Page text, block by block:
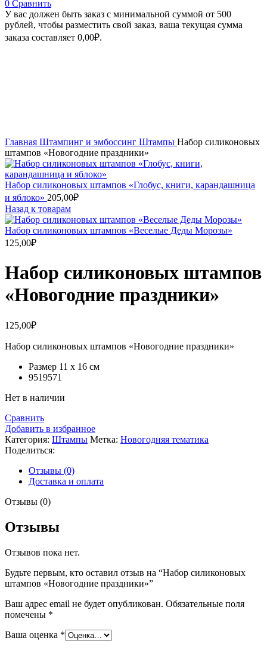
0 Сравнить
У вас должен быть заказ с минимальной суммой от 500
рублей, чтобы разместить свой заказ, ваша текущая сумма
заказа составляет 0,00₽.
Главная Штампинг и эмбоссинг Штампы Набор силиконовых
штампов «Новогодние праздники»
Набор силиконовых штампов «Глобус, книги, карандашница
и яблоко» 205,00₽
Назад к товарам
Набор силиконовых штампов «Веселые Деды Морозы»
125,00₽
Набор силиконовых штампов
«Новогодние праздники»
125,00₽
Набор силиконовых штампов «Новогодние праздники»
Размер 11 х 16 см
9519571
Нет в наличии
Сравнить
Добавить в избранное
Категория: Штампы Метка: Новогодняя тематика
Поделиться:
Отзывы (0)
Доставка и оплата
Отзывы (0)
Отзывы
Отзывов пока нет.
Будьте первым, кто оставил отзыв на “Набор силиконовых
штампов «Новогодние праздники»”
Ваш адрес email не будет опубликован. Обязательные поля
помечены *
Ваша оценка *